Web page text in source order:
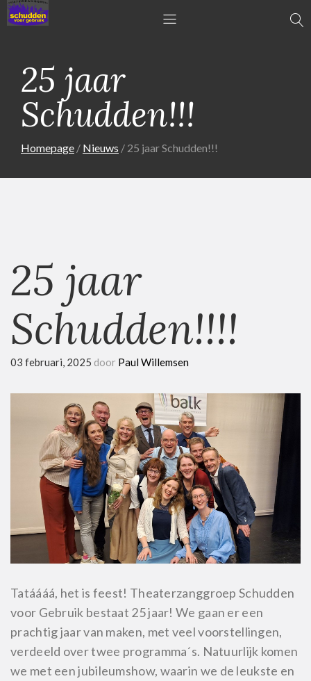
25 jaar
Schudden!!!
Homepage Nieuws 25 jaar Schudden!!!
25 jaar
Schudden!!!!
03 februari, 2025 door Paul Willemsen
Tatáááá, het is feest! Theaterzanggroep Schudden
voor Gebruik bestaat 25 jaar! We gaan er een
prachtig jaar van maken, met veel voorstellingen,
verdeeld over twee programma´s. Natuurlijk komen
we met een jubileumshow, waarin we de leukste en